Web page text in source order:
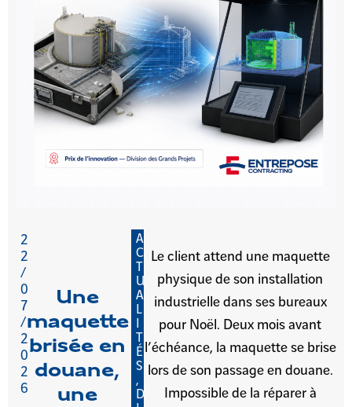
2
2
/
0
7
/
2
0
2
6
Une
maquette
brisée en
douane,
une
A
C
T
U
A
L
T
É
S
,
D
Le client attend une maquette
physique de son installation
industrielle dans ses bureaux
pour Noël. Deux mois avant
l’échéance, la maquette se brise
lors de son passage en douane.
Impossible de la réparer à